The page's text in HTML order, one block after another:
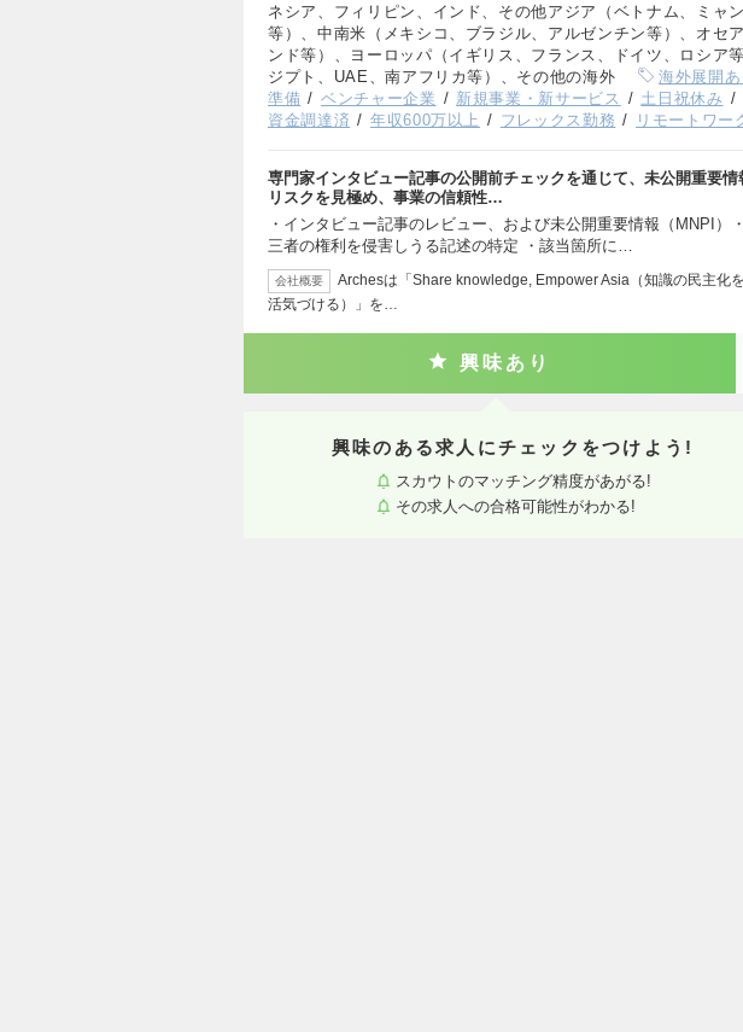
ネシア、フィリピン、インド、その他アジア（ベトナム、ミャ
等）、中南米（メキシコ、ブラジル、アルゼンチン等）、オセ
ンド等）、ヨーロッパ（イギリス、フランス、ドイツ、ロシア
ジプト、UAE、南アフリカ等）、その他の海外
海外展開あ
準備
ベンチャー企業 新規事業・新サービス 土日祝休み
資金調達済
年収600万以上 フレックス勤務 リモートワー
専門家インタビュー記事の公開前チェックを通じて、未公開重要情
リスクを見極め、事業の信頼性…
・インタビュー記事のレビュー、および未公開重要情報（MNPI）
三者の権利を侵害しうる記述の特定 ・該当箇所に…
会社概要
Archesは「Share knowledge, Empower Asia（知識の民主化
活気づける）」を…
興味あり
興味のある求人にチェックをつけよう!
スカウトのマッチング精度があがる!
その求人への合格可能性がわかる!